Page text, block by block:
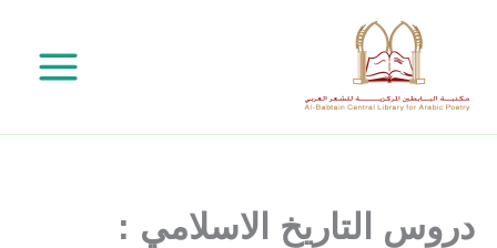
دروس التاريخ الاسلامي :